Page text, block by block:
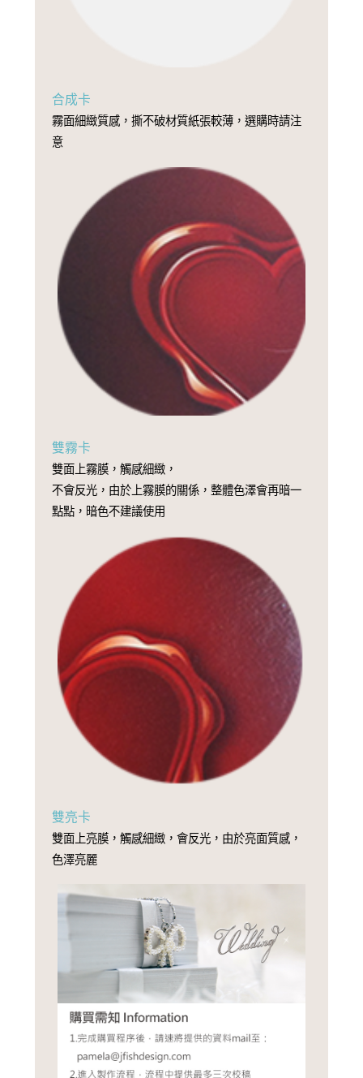
合成卡
霧面細緻質感，撕不破材質紙張較薄，選購時請注
意
雙霧卡
雙面上霧膜，觸感細緻，
不會反光，由於上霧膜的關係，整體色澤會再暗一
點點，暗色不建議使用
雙亮卡
雙面上亮膜，觸感細緻，會反光，由於亮面質感，
色澤亮麗